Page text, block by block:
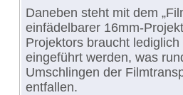
Daneben steht mit dem
einfädelbarer 16mm-
Projektors braucht
eingeführt werden, was
Umschlingen der
entfallen.